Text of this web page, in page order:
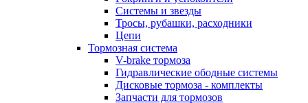
Системы и звезды
Тросы, рубашки, расходники
Цепи
Тормозная система
V-brake тормоза
Гидравлические ободные системы
Дисковые тормоза - комплекты
Запчасти для тормозов